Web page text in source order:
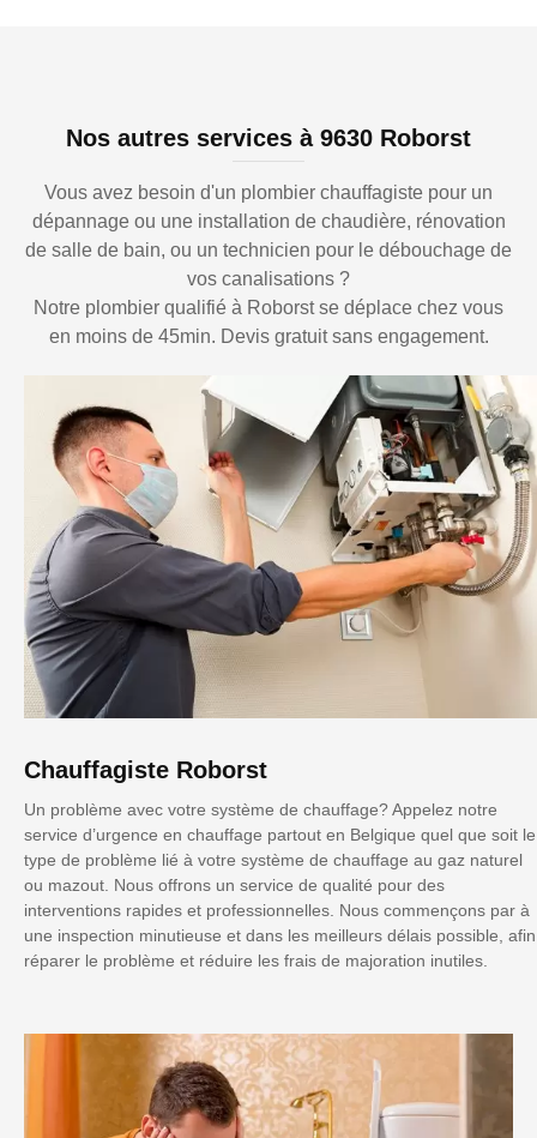
Nos autres services à 9630 Roborst
Vous avez besoin d'un plombier chauffagiste pour un
dépannage ou une installation de chaudière, rénovation
de salle de bain, ou un technicien pour le débouchage de
vos canalisations ?
Notre plombier qualifié à Roborst se déplace chez vous
en moins de 45min. Devis gratuit sans engagement.
Chauffagiste Roborst
Un problème avec votre système de chauffage? Appelez notre
service d’urgence en chauffage partout en Belgique quel que soit le
type de problème lié à votre système de chauffage au gaz naturel
ou mazout. Nous offrons un service de qualité pour des
interventions rapides et professionnelles. Nous commençons par à
une inspection minutieuse et dans les meilleurs délais possible, afin
réparer le problème et réduire les frais de majoration inutiles.